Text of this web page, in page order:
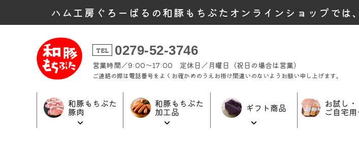
ハム工房ぐろーばるの和豚もちぶたオンラインショップでは
TEL 0279-52-3746
営業時間／9:00～17:00 定休日／月曜日（祝日の場合は営業）
ご連絡の際は電話番号をよくお確かめのうえお掛け間違いのないようお願い申し上げます。
和豚もちぶた
豚肉
和豚もちぶた
加工品 ギフト商品 お試し・
ご自宅